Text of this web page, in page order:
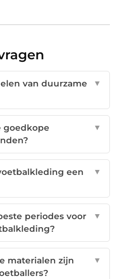
van duurzame
▼
goedkope
▼
een
▼
periodes voor
▼
materialen zijn
▼